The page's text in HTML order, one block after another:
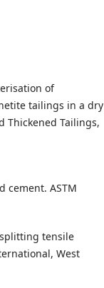
of
tailings in a dry
Thickened Tailings,
cement. ASTM
splitting tensile
West